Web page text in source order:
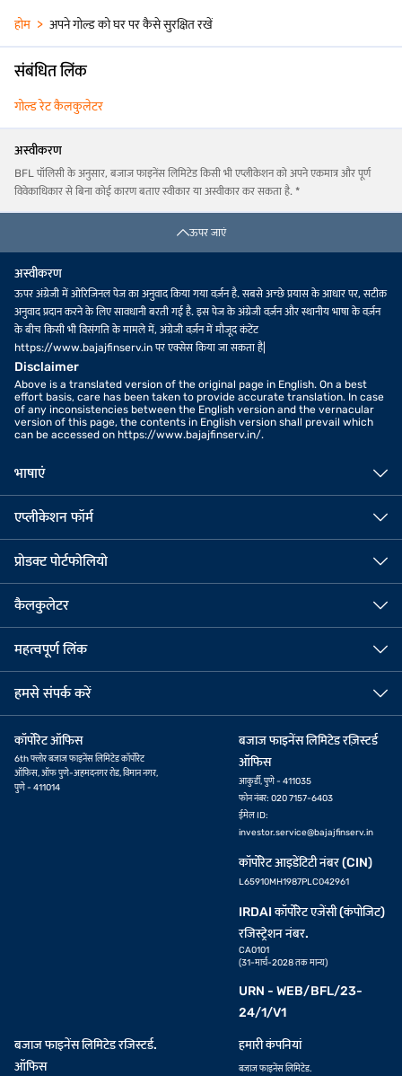
होम अपने गोल्ड को घर पर कैसे सुरक्षित रखें
संबंधित लिंक
गोल्ड रेट कैलकुलेटर
अस्वीकरण
BFL पॉलिसी के अनुसार, बजाज फाइनेंस लिमिटेड किसी भी एप्लीकेशन को अपने एकमात्र और पूर्ण
विवेकाधिकार से बिना कोई कारण बताए स्वीकार या अस्वीकार कर सकता है. *
ऊपर जाएं
अस्वीकरण
ऊपर अंग्रेजी में ओरिजिनल पेज का अनुवाद किया गया वर्ज़न है. सबसे अच्छे प्रयास के आधार पर, सटीक
अनुवाद प्रदान करने के लिए सावधानी बरती गई है. इस पेज के अंग्रेजी वर्ज़न और स्थानीय भाषा के वर्ज़न
के बीच किसी भी विसंगति के मामले में, अंग्रेजी वर्ज़न में मौजूद कंटेंट
https://www.bajajfinserv.in पर एक्सेस किया जा सकता है|
Disclaimer
Above is a translated version of the original page in English. On a best
effort basis, care has been taken to provide accurate translation. In case
of any inconsistencies between the English version and the vernacular
version of this page, the contents in English version shall prevail which
can be accessed on https://www.bajajfinserv.in/.
भाषाएं
एप्लीकेशन फॉर्म
प्रोडक्ट पोर्टफोलियो
कैलकुलेटर
महत्वपूर्ण लिंक
हमसे संपर्क करें
कॉर्पोरेट ऑफिस
6th फ्लोर बजाज फाइनेंस लिमिटेड कॉर्पोरेट
ऑफिस, ऑफ पुणे-अहमदनगर रोड, विमान नगर,
पुणे - 411014
बजाज फाइनेंस लिमिटेड रज़िस्टर्ड
ऑफिस
आकुर्डी, पुणे - 411035
फोन नंबर: 020 7157-6403
ईमेल ID:
investor.service@bajajfinserv.in
कॉर्पोरेट आइडेंटिटी नंबर (CIN)
L65910MH1987PLC042961
IRDAI कॉर्पोरेट एजेंसी (कंपोजिट)
रजिस्ट्रेशन नंबर.
CA0101
(31-मार्च-2028 तक मान्य)
URN - WEB/BFL/23-
24/1/V1
बजाज फाइनेंस लिमिटेड रजिस्टर्ड.
ऑफिस
हमारी कंपनियां
बजाज फाइनेंस लिमिटेड.